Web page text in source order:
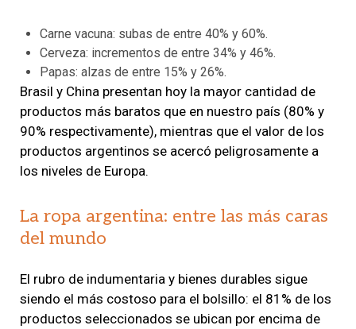
Carne vacuna: subas de entre 40% y 60%.
Cerveza: incrementos de entre 34% y 46%.
Papas: alzas de entre 15% y 26%.
Brasil y China presentan hoy la mayor cantidad de
productos más baratos que en nuestro país (80% y
90% respectivamente), mientras que el valor de los
productos argentinos se acercó peligrosamente a
los niveles de Europa.
La ropa argentina: entre las más caras
del mundo
El rubro de indumentaria y bienes durables sigue
siendo el más costoso para el bolsillo: el 81% de los
productos seleccionados se ubican por encima de